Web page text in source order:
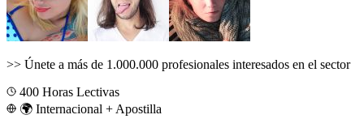
>> Únete a más de 1.000.000 profesionales interesados en el sector
400 Horas Lectivas
🌍 Internacional + Apostilla